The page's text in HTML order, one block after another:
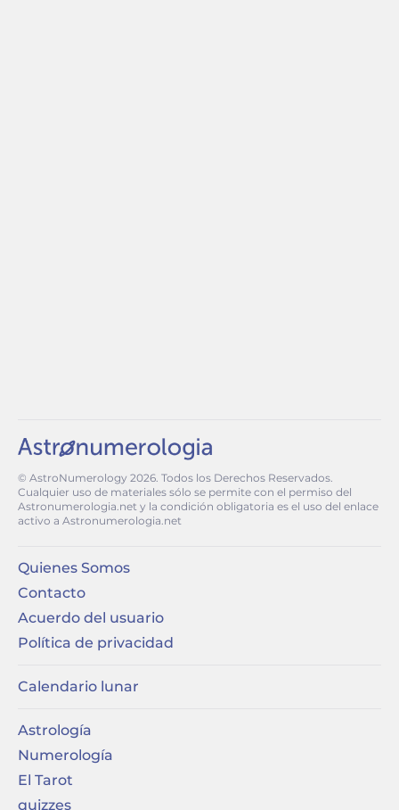
© AstroNumerology 2026. Todos los Derechos Reservados.
Cualquier uso de materiales sólo se permite con el permiso del
Astronumerologia.net y la condición obligatoria es el uso del enlace
activo a Astronumerologia.net
Quienes Somos
Contacto
Acuerdo del usuario
Política de privacidad
Calendario lunar
Astrología
Numerología
El Tarot
quizzes